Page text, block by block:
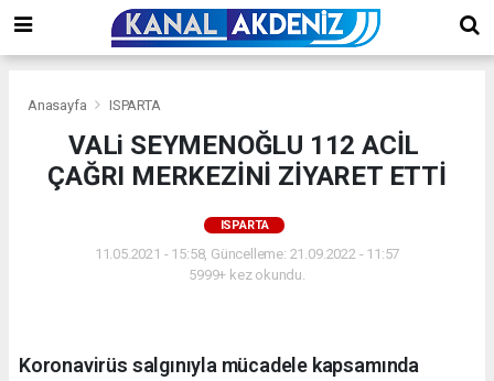
Anasayfa ISPARTA
VALi SEYMENOĞLU 112 ACİL
ÇAĞRI MERKEZİNİ ZİYARET ETTİ
ISPARTA
11.05.2021 - 15:58, Güncelleme: 21.09.2022 - 11:57
5999+ kez okundu.
Koronavirüs salgınıyla mücadele kapsamında